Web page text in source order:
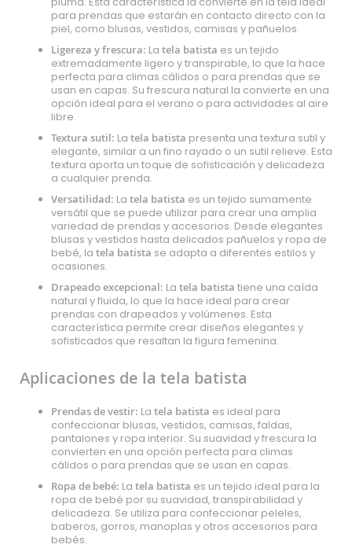
para prendas que estarán en contacto directo con la
piel, como blusas, vestidos, camisas y pañuelos.
Ligereza y frescura: La tela batista es un tejido
extremadamente ligero y transpirable, lo que la hace
perfecta para climas cálidos o para prendas que se
usan en capas. Su frescura natural la convierte en una
opción ideal para el verano o para actividades al aire
libre.
Textura sutil: La tela batista presenta una textura sutil y
elegante, similar a un fino rayado o un sutil relieve. Esta
textura aporta un toque de sofisticación y delicadeza
a cualquier prenda.
Versatilidad: La tela batista es un tejido sumamente
versátil que se puede utilizar para crear una amplia
variedad de prendas y accesorios. Desde elegantes
blusas y vestidos hasta delicados pañuelos y ropa de
bebé, la tela batista se adapta a diferentes estilos y
ocasiones.
Drapeado excepcional: La tela batista tiene una caída
natural y fluida, lo que la hace ideal para crear
prendas con drapeados y volúmenes. Esta
característica permite crear diseños elegantes y
sofisticados que resaltan la figura femenina.
Aplicaciones de la tela batista
Prendas de vestir: La tela batista es ideal para
confeccionar blusas, vestidos, camisas, faldas,
pantalones y ropa interior. Su suavidad y frescura la
convierten en una opción perfecta para climas
cálidos o para prendas que se usan en capas.
Ropa de bebé: La tela batista es un tejido ideal para la
ropa de bebé por su suavidad, transpirabilidad y
delicadeza. Se utiliza para confeccionar peleles,
baberos, gorros, manoplas y otros accesorios para
bebés.